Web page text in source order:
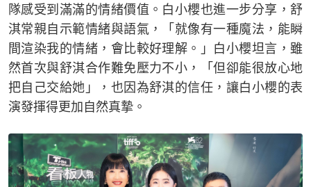
隊感受到滿滿的情緒價值。白小櫻也進一步分享，舒
淇常親自示範情緒與語氣，「就像有一種魔法，能瞬
間渲染我的情緒，會比較好理解。」白小櫻坦言，雖
然首次與舒淇合作難免壓力不小，「但卻能很放心地
把自己交給她」，也因為舒淇的信任，讓白小櫻的表
演發揮得更加自然真摯。